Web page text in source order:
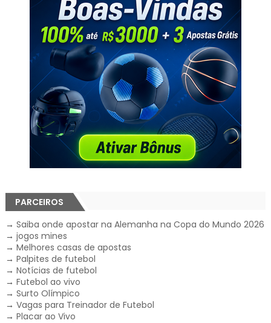
PARCEIROS
→ Saiba onde apostar na Alemanha na Copa do Mundo 2026
→ jogos mines
→ Melhores casas de apostas
→ Palpites de futebol
→ Notícias de futebol
→ Futebol ao vivo
→ Surto Olímpico
→ Vagas para Treinador de Futebol
→ Placar ao Vivo